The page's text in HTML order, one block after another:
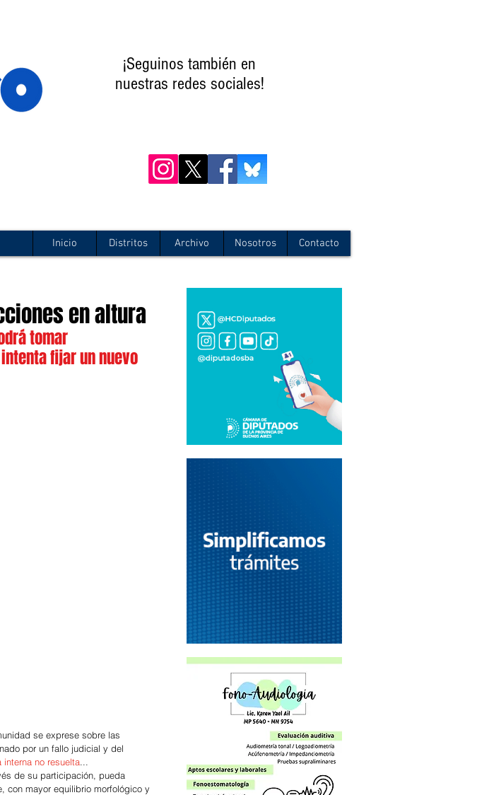
¡Seguinos también en
nuestras redes sociales!
Inicio Distritos Archivo Nosotros Contacto
en altura
tomar
fijar un nuevo
se exprese sobre las
por un fallo judicial y del
interna no resuelta...
de su participación, pueda
con mayor equilibrio morfológico y